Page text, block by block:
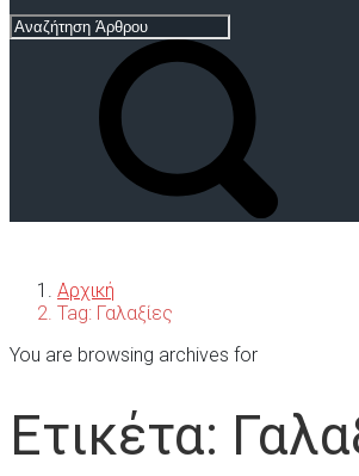
Αρχική
Tag: Γαλαξίες
You are browsing archives for
Ετικέτα: